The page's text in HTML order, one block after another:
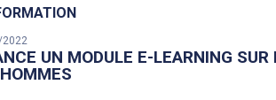
2022
UN MODULE E-LEARNING SUR